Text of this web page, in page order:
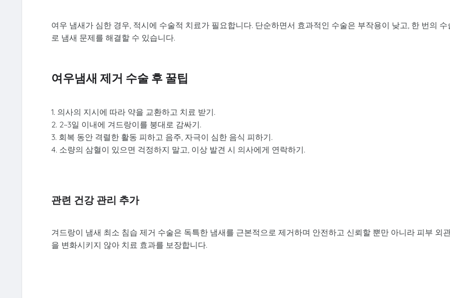
여우 냄새가 심한 경우, 적시에 수술적 치료가 필요합니다. 단순하면서 효과적인 수술은 부작용이 낮고, 한 번의 수
로 냄새 문제를 해결할 수 있습니다.
여우냄새 제거 수술 후 꿀팁
1. 의사의 지시에 따라 약을 교환하고 치료 받기.
2. 2~3일 이내에 겨드랑이를 붕대로 감싸기.
3. 회복 동안 격렬한 활동 피하고 음주, 자극이 심한 음식 피하기.
4. 소량의 삼혈이 있으면 걱정하지 말고, 이상 발견 시 의사에게 연락하기.
관련 건강 관리 추가
겨드랑이 냄새 최소 침습 제거 수술은 독특한 냄새를 근본적으로 제거하며 안전하고 신뢰할 뿐만 아니라 피부 외
을 변화시키지 않아 치료 효과를 보장합니다.